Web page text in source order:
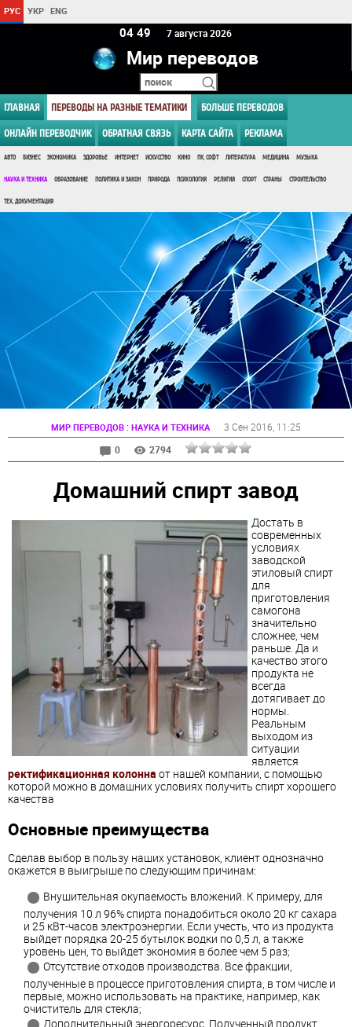
РУС УКР ENG
04:49 7 августа 2026
Мир переводов
ГЛАВНАЯ ПЕРЕВОДЫ НА РАЗНЫЕ ТЕМАТИКИ БОЛЬШЕ ПЕРЕВОДОВ
ОНЛАЙН ПЕРЕВОДЧИК ОБРАТНАЯ СВЯЗЬ КАРТА САЙТА РЕКЛАМА
АВТО БИЗНЕС ЭКОНОМИКА ЗДОРОВЬЕ ИНТЕРНЕТ ИСКУССТВО КИНО ПК, СОФТ ЛИТЕРАТУРА МЕДИЦИНА МУЗЫКА
НАУКА И ТЕХНИКА ОБРАЗОВАНИЕ ПОЛИТИКА И ЗАКОН ПРИРОДА ПСИХОЛОГИЯ РЕЛИГИЯ СПОРТ СТРАНЫ СТРОИТЕЛЬСТВО
ТЕХ. ДОКУМЕНТАЦИЯ
МИР ПЕРЕВОДОВ : НАУКА И ТЕХНИКА 3 Сен 2016 , 11:25
0
2794
Домашний спирт завод
Достать в
современных
условиях
заводской
этиловый спирт
для
приготовления
самогона
значительно
сложнее, чем
раньше. Да и
качество этого
продукта не
всегда
дотягивает до
нормы.
Реальным
выходом из
ситуации
является
ректификационная колонна от нашей компании, с помощью
которой можно в домашних условиях получить спиртхорошего
качества
Основные преимущества
Сделав выбор в пользу наших установок, клиент однозначно
окажется в выигрыше по следующим причинам:
Внушительная окупаемость вложений. К примеру, для
получения 10 л 96%спирта понадобиться около 20 кг сахара
и 25 кВт-часов электроэнергии. Если учесть, что из продукта
выйдет порядка 20-25 бутылок водки по 0,5 л, а также
уровень цен, то выйдет экономия в более чем 5 раз;
Отсутствие отходов производства. Все фракции,
полученные в процессе приготовления спирта, в том числе и
первые, можно использовать на практике, например, как
очиститель для стекла;
Дополнительный энергоресурс. Полученный продукт